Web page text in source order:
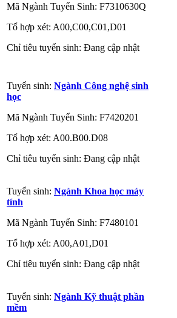
Mã Ngành Tuyển Sinh: F7310630Q
Tổ hợp xét: A00,C00,C01,D01
Chỉ tiêu tuyển sinh: Đang cập nhật
Tuyển sinh: Ngành Công nghệ sinh
học
Mã Ngành Tuyển Sinh: F7420201
Tổ hợp xét: A00.B00.D08
Chỉ tiêu tuyển sinh: Đang cập nhật
Tuyển sinh: Ngành Khoa học máy
tính
Mã Ngành Tuyển Sinh: F7480101
Tổ hợp xét: A00,A01,D01
Chỉ tiêu tuyển sinh: Đang cập nhật
Tuyển sinh: Ngành Kỹ thuật phần
mềm